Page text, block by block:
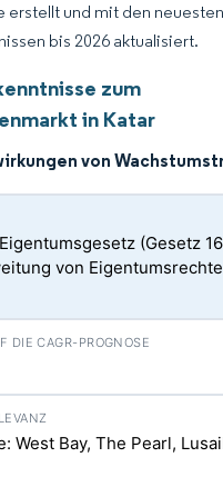
erstellt und mit den
bis 2026 aktualisiert.
zum
in Katar
von
(Gesetz
von
West Bay, The Pearl,